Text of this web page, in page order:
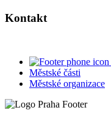
Kontakt
Městské části
Městské organizace